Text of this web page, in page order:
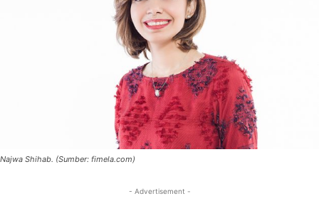
Najwa Shihab. (Sumber: fimela.com)
- Advertisement -